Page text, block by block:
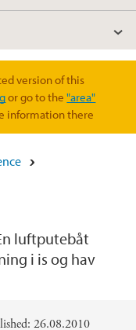
version of this
or go to the"area"
information there
luftputebåt
i is og hav
26.08.2010